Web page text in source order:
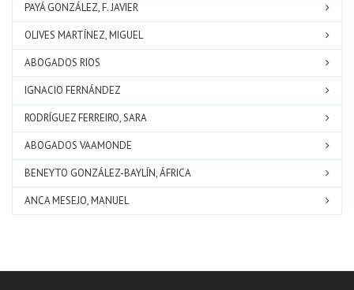
PAYÁ GONZÁLEZ, F. JAVIER
OLIVES MARTÍNEZ, MIGUEL
ABOGADOS RIOS
IGNACIO FERNÁNDEZ
RODRÍGUEZ FERREIRO, SARA
ABOGADOS VAAMONDE
BENEYTO GONZÁLEZ-BAYLÍN, ÁFRICA
ANCA MESEJO, MANUEL